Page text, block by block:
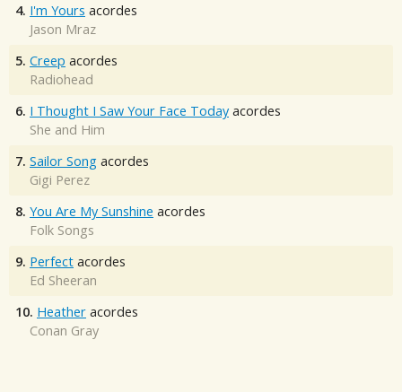
4. I'm Yours acordes
Jason Mraz
5. Creep acordes
Radiohead
6. I Thought I Saw Your Face Today acordes
She and Him
7. Sailor Song acordes
Gigi Perez
8. You Are My Sunshine acordes
Folk Songs
9. Perfect acordes
Ed Sheeran
10. Heather acordes
Conan Gray